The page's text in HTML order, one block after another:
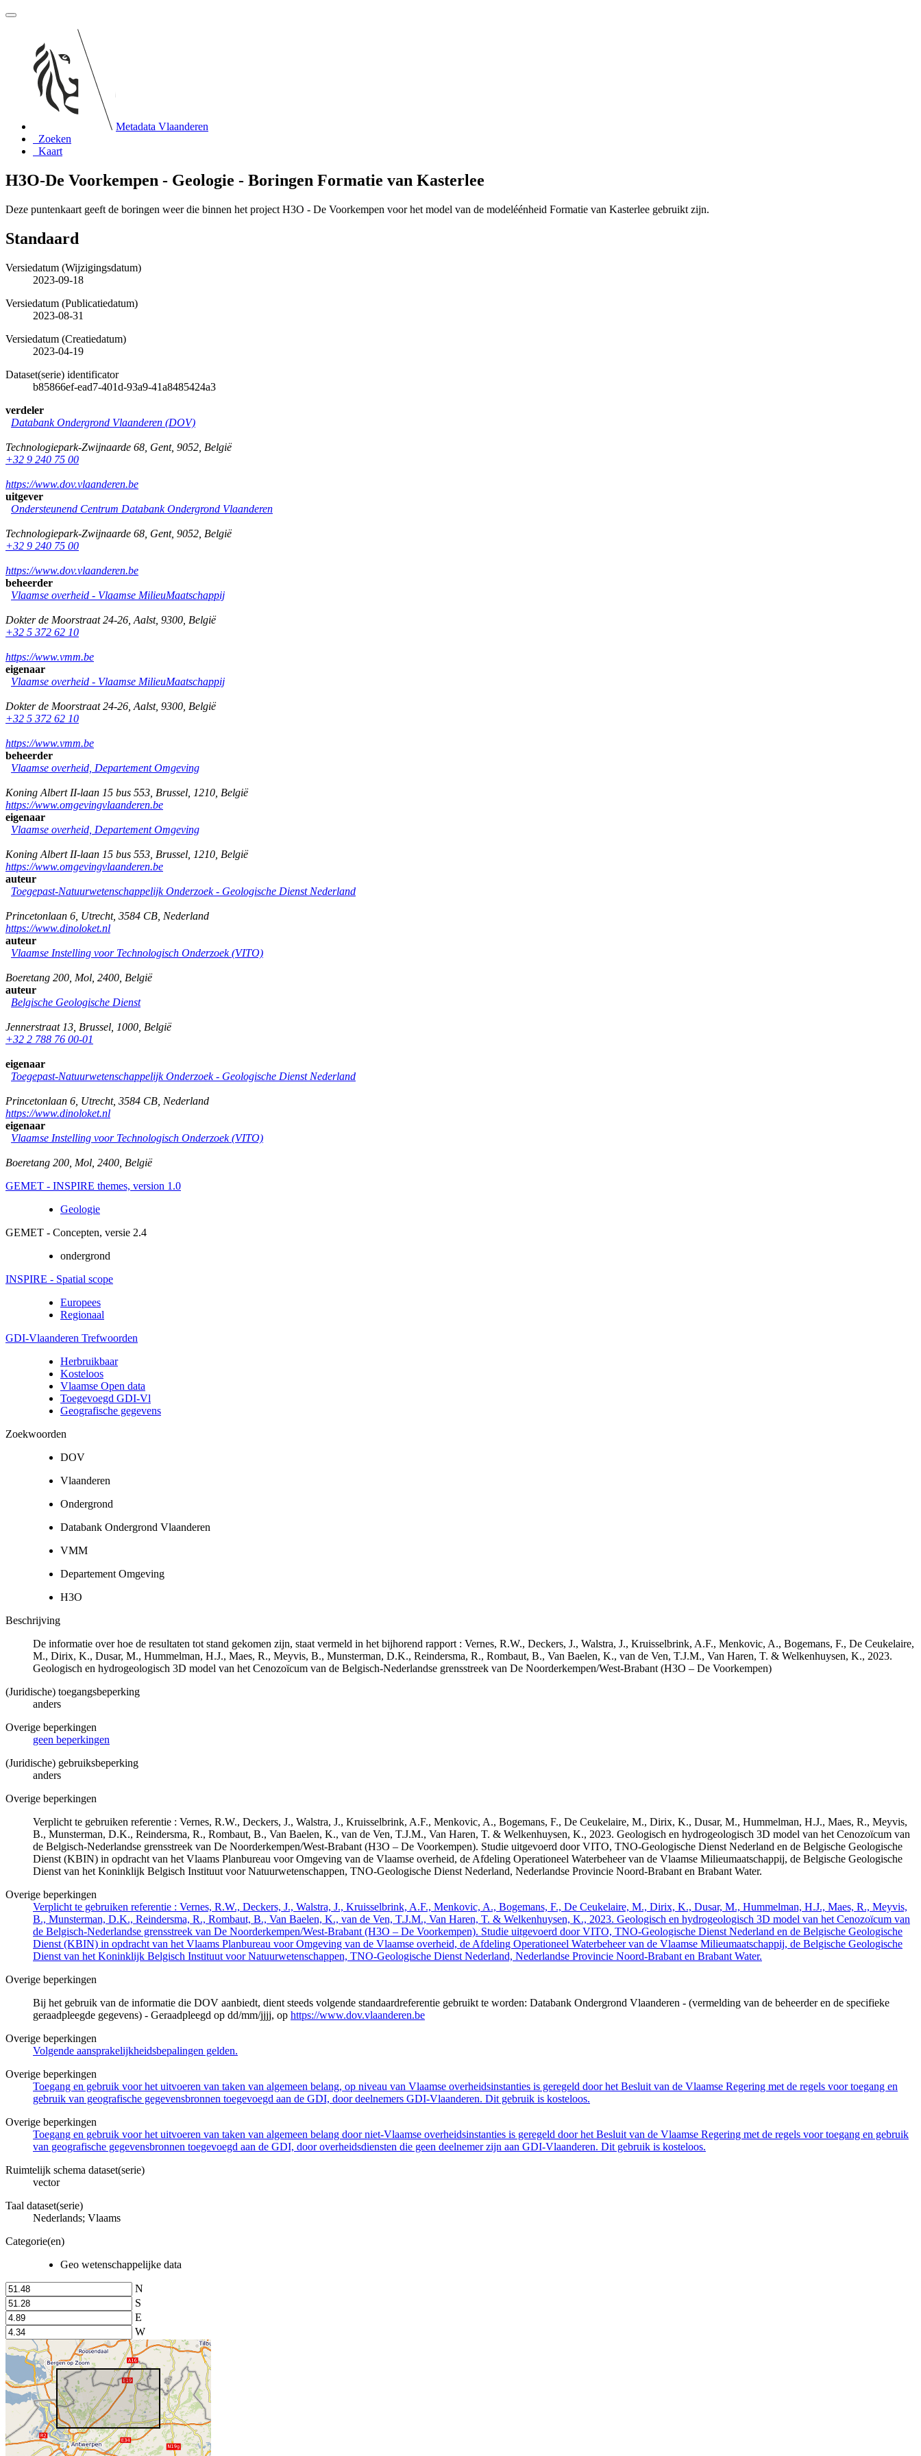
Metadata Vlaanderen
Zoeken
Kaart
H3O-De Voorkempen - Geologie - Boringen Formatie van Kasterlee
Deze puntenkaart geeft de boringen weer die binnen het project H3O - De Voorkempen voor het model van de modeléénheid Formatie van Kasterlee gebruikt zijn.
Standaard
Versiedatum (Wijzigingsdatum)
2023-09-18
Versiedatum (Publicatiedatum)
2023-08-31
Versiedatum (Creatiedatum)
2023-04-19
Dataset(serie) identificator
b85866ef-ead7-401d-93a9-41a8485424a3
verdeler
Databank Ondergrond Vlaanderen (DOV)
Technologiepark-Zwijnaarde 68 Gent, 9052 België
+32 9 240 75 00
https://www.dov.vlaanderen.be
uitgever
Ondersteunend Centrum Databank Ondergrond Vlaanderen
Technologiepark-Zwijnaarde 68 Gent, 9052 België
+32 9 240 75 00
https://www.dov.vlaanderen.be
beheerder
Vlaamse overheid - Vlaamse MilieuMaatschappij
Dokter de Moorstraat 24-26 Aalst, 9300 België
+32 5 372 62 10
https://www.vmm.be
eigenaar
Vlaamse overheid - Vlaamse MilieuMaatschappij
Dokter de Moorstraat 24-26 Aalst, 9300 België
+32 5 372 62 10
https://www.vmm.be
beheerder
Vlaamse overheid, Departement Omgeving
Koning Albert II-laan 15 bus 553 Brussel 1210 België
https://www.omgevingvlaanderen.be
eigenaar
Vlaamse overheid, Departement Omgeving
Koning Albert II-laan 15 bus 553 Brussel 1210 België
https://www.omgevingvlaanderen.be
auteur
Toegepast-Natuurwetenschappelijk Onderzoek - Geologische Dienst Nederland
Princetonlaan 6 Utrecht, 3584 CB Nederland
https://www.dinoloket.nl
auteur
Vlaamse Instelling voor Technologisch Onderzoek (VITO)
Boeretang 200 Mol 2400 België
auteur
Belgische Geologische Dienst
Jennerstraat 13 Brussel 1000 België
+32 2 788 76 00-01
eigenaar
Toegepast-Natuurwetenschappelijk Onderzoek - Geologische Dienst Nederland
Princetonlaan 6 Utrecht, 3584 CB Nederland
https://www.dinoloket.nl
eigenaar
Vlaamse Instelling voor Technologisch Onderzoek (VITO)
Boeretang 200 Mol 2400 België
GEMET - INSPIRE themes, version 1.0
Geologie
GEMET - Concepten, versie 2.4
ondergrond
INSPIRE - Spatial scope
Europees
Regionaal
GDI-Vlaanderen Trefwoorden
Herbruikbaar
Kosteloos
Vlaamse Open data
Toegevoegd GDI-Vl
Geografische gegevens
Zoekwoorden
DOV
Vlaanderen
Ondergrond
Databank Ondergrond Vlaanderen
VMM
Departement Omgeving
H3O
Beschrijving
De informatie over hoe de resultaten tot stand gekomen zijn, staat vermeld in het bijhorend rapport : Vernes, R.W., Deckers, J., Walstra, J., Kruisselbrink, A.F., Menkovic, A., Bogemans, F., De Ceukelaire,
M., Dirix, K., Dusar, M., Hummelman, H.J., Maes, R., Meyvis, B., Munsterman, D.K., Reindersma, R., Rombaut, B., Van Baelen, K., van de Ven, T.J.M., Van Haren, T. & Welkenhuysen, K., 2023.
Geologisch en hydrogeologisch 3D model van het Cenozoïcum van de Belgisch-Nederlandse grensstreek van De Noorderkempen/West-Brabant (H3O – De Voorkempen)
(Juridische) toegangsbeperking
anders
Overige beperkingen
geen beperkingen
(Juridische) gebruiksbeperking
anders
Overige beperkingen
Verplicht te gebruiken referentie : Vernes, R.W., Deckers, J., Walstra, J., Kruisselbrink, A.F., Menkovic, A., Bogemans, F., De Ceukelaire, M., Dirix, K., Dusar, M., Hummelman, H.J., Maes, R., Meyvis,
B., Munsterman, D.K., Reindersma, R., Rombaut, B., Van Baelen, K., van de Ven, T.J.M., Van Haren, T. & Welkenhuysen, K., 2023. Geologisch en hydrogeologisch 3D model van het Cenozoïcum van
de Belgisch-Nederlandse grensstreek van De Noorderkempen/West-Brabant (H3O – De Voorkempen). Studie uitgevoerd door VITO, TNO-Geologische Dienst Nederland en de Belgische Geologische
Dienst (KBIN) in opdracht van het Vlaams Planbureau voor Omgeving van de Vlaamse overheid, de Afdeling Operationeel Waterbeheer van de Vlaamse Milieumaatschappij, de Belgische Geologische
Dienst van het Koninklijk Belgisch Instituut voor Natuurwetenschappen, TNO-Geologische Dienst Nederland, Nederlandse Provincie Noord-Brabant en Brabant Water.
Overige beperkingen
Verplicht te gebruiken referentie : Vernes, R.W., Deckers, J., Walstra, J., Kruisselbrink, A.F., Menkovic, A., Bogemans, F., De Ceukelaire, M., Dirix, K., Dusar, M., Hummelman, H.J., Maes, R., Meyvis,
B., Munsterman, D.K., Reindersma, R., Rombaut, B., Van Baelen, K., van de Ven, T.J.M., Van Haren, T. & Welkenhuysen, K., 2023. Geologisch en hydrogeologisch 3D model van het Cenozoïcum van
de Belgisch-Nederlandse grensstreek van De Noorderkempen/West-Brabant (H3O – De Voorkempen). Studie uitgevoerd door VITO, TNO-Geologische Dienst Nederland en de Belgische Geologische
Dienst (KBIN) in opdracht van het Vlaams Planbureau voor Omgeving van de Vlaamse overheid, de Afdeling Operationeel Waterbeheer van de Vlaamse Milieumaatschappij, de Belgische Geologische
Dienst van het Koninklijk Belgisch Instituut voor Natuurwetenschappen, TNO-Geologische Dienst Nederland, Nederlandse Provincie Noord-Brabant en Brabant Water.
Overige beperkingen
Bij het gebruik van de informatie die DOV aanbiedt, dient steeds volgende standaardreferentie gebruikt te worden: Databank Ondergrond Vlaanderen - (vermelding van de beheerder en de specifieke
geraadpleegde gegevens) - Geraadpleegd op dd/mm/jjjj, op https://www.dov.vlaanderen.be
Overige beperkingen
Volgende aansprakelijkheidsbepalingen gelden.
Overige beperkingen
Toegang en gebruik voor het uitvoeren van taken van algemeen belang, op niveau van Vlaamse overheidsinstanties is geregeld door het Besluit van de Vlaamse Regering met de regels voor toegang en
gebruik van geografische gegevensbronnen toegevoegd aan de GDI, door deelnemers GDI-Vlaanderen. Dit gebruik is kosteloos.
Overige beperkingen
Toegang en gebruik voor het uitvoeren van taken van algemeen belang door niet-Vlaamse overheidsinstanties is geregeld door het Besluit van de Vlaamse Regering met de regels voor toegang en gebruik
van geografische gegevensbronnen toegevoegd aan de GDI, door overheidsdiensten die geen deelnemer zijn aan GDI-Vlaanderen. Dit gebruik is kosteloos.
Ruimtelijk schema dataset(serie)
vector
Taal dataset(serie)
Nederlands; Vlaams
Categorie(en)
Geo wetenschappelijke data
N
S
E
W